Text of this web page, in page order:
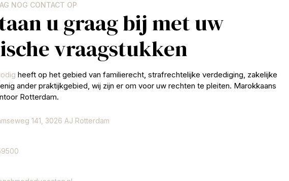
NOG CONTACT OP
u graag bij met uw
vraagstukken
heeft op het gebied van familierecht, strafrechtelijke verdediging, zakelijke
ander praktijkgebied, wij zijn er om voor uw rechten te pleiten. Marokkaans
Rotterdam.
141, 3026 AJ Rotterdam